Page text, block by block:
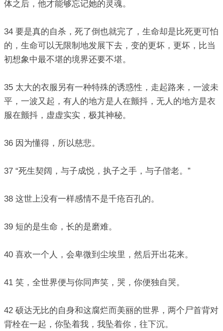
体之后，他才能够忘记她的灵魂。
34 要是真的自杀，死了倒也就完了，生命却是比死更可怕
的，生命可以无限制地发展下去，变的更坏，更坏，比当
初想象中最不堪的境界还要不堪。
35 太大的衣服另有一种特殊的诱惑性，走起路来，一波未
平，一波又起，有人的地方是人在颤抖，无人的地方是衣
服在颤抖，虚虚实实，极其神秘。
36 因为懂得，所以慈悲。
37 “死生契阔，与子成悦，执子之手，与子偕老。”
38 这世上没有一样感情不是千疮百孔的。
39 短的是生命，长的是磨难。
40 喜欢一个人，会卑微到尘埃里，然后开出花来。
41 笑，全世界便与你同声笑，哭，你便独自哭。
42 硕达无比的自身和这腐烂而美丽的世界，两个尸首背对
背栓在一起，你坠着我，我坠着你，往下沉。